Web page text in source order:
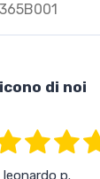
di noi
leonardo p.